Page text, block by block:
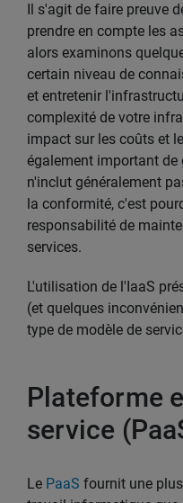
Il s'agit de faire preuve
prendre en compte les
alors examinons
certain niveau de
et entretenir
complexité de votre
impact sur les coûts et
également important de
n'inclut généralement
la conformité, c'est
responsabilité de
services.
L'utilisation de l'IaaS
(et quelques
type de modèle de
Plateforme
service
Le PaaS fournit une